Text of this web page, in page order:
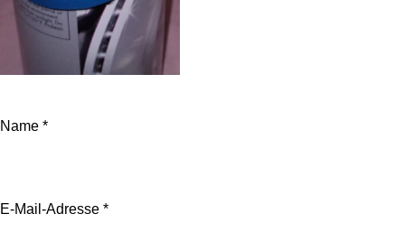
Name *
E-Mail-Adresse *